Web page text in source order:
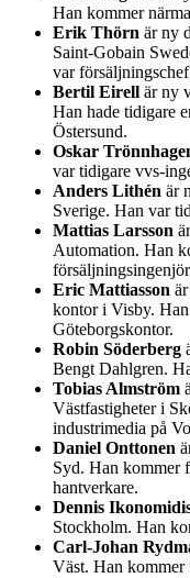
Han kommer
Erik Thörn är ny
Saint-Gobain
var
Bertil Eirell är ny
Han hade tidigare
Östersund.
Oskar
var tidigare vvs-
Anders Lithén är
Sverige. Han var
Mattias Larsson
Automation. Han
Eric Mattiasson
kontor i Visby. Han
Göteborgskontor.
Robin Söderberg
Bengt Dahlgren.
Tobias Almström
Västfastigheter i
industrimedia på
Daniel Onttonen
Syd. Han kommer
hantverkare.
Dennis
Stockholm. Han
Carl-Johan
Väst. Han